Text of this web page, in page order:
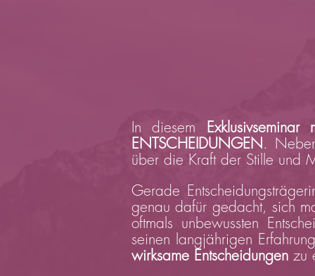
In diesem
ENTSCHEIDUNGEN.
über die Kraft der Stille und
Gerade
genau dafür gedacht, sich
oftmals unbewussten
seinen langjährigen
wirksame Entscheidungen zu